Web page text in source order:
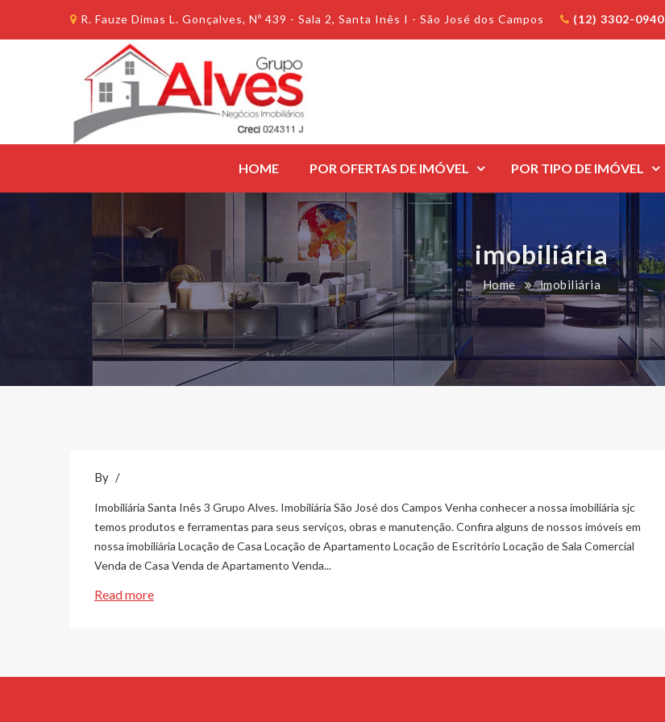
R. Fauze Dimas L. Gonçalves, Nº 439 - Sala 2, Santa Inês I - São José dos Campos (12) 3302-0940
HOME POR OFERTAS DE IMÓVEL POR TIPO DE IMÓVEL
imobiliária
Home imobiliária
By
Imobiliária Santa Inês 3 Grupo Alves. Imobiliária São José dos Campos Venha conhecer a nossa imobiliária sjc
temos produtos e ferramentas para seus serviços, obras e manutenção. Confira alguns de nossos imóveis em
nossa imobiliária Locação de Casa Locação de Apartamento Locação de Escritório Locação de Sala Comercial
Venda de Casa Venda de Apartamento Venda...
Read more